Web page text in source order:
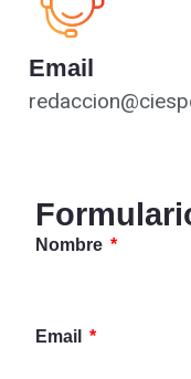
Email
Nombre
Email